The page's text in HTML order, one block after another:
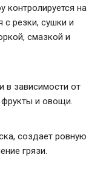
контролируется на
с резки, сушки и
смазкой и
в зависимости от
фрукты и овощи.
создает ровную
грязи.